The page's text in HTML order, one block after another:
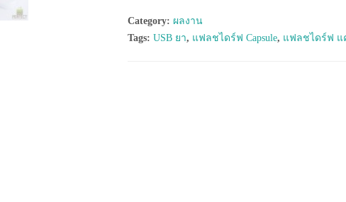
Category: ผลงาน
Tags: USB ยา, แฟลชไดร์ฟ Capsule, แฟลชไดร์ฟ